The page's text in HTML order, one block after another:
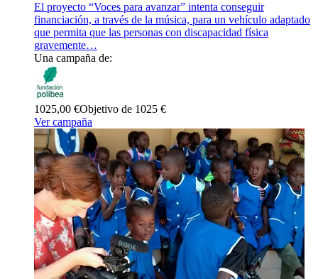
El proyecto “Voces para avanzar” intenta conseguir
financiación, a través de la música, para un vehículo adaptado
que permita que las personas con discapacidad física
gravemente…
Una campaña de:
1025,00 €Objetivo de 1025 €
Ver campaña